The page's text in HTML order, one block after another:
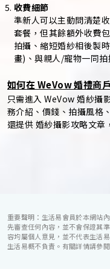
收費細節
準新人可以主動問清楚
套餐，但其餘額外收費
拍攝、縮短婚紗相後製
畫)、與親人/寵物一同拍
如何在 WeVow 婚禮商
只需進入 WeVow 婚紗攝
務介紹、價錢、拍攝風格
還提供 婚紗攝影攻略文章
重要聲明：生活易會員於本網站
先審查任何內容，並不會保證其
容均屬個人意見，並不代表生活
生活易概不負責。有關詳情請參